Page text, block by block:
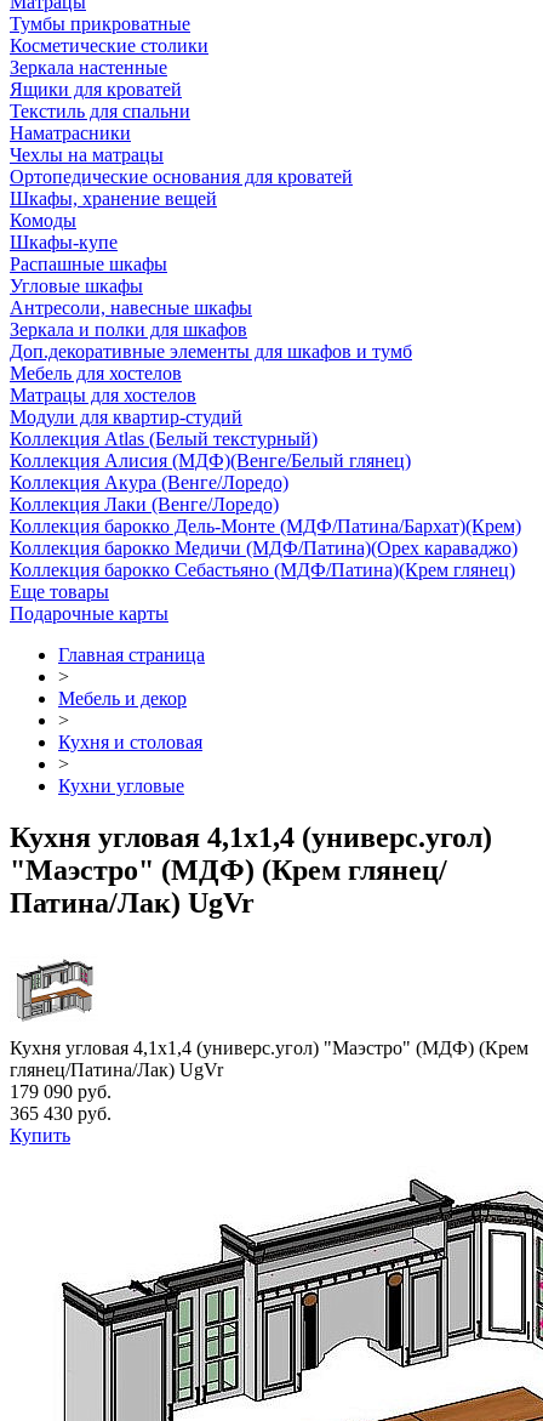
Тумбы прикроватные
Косметические столики
Зеркала настенные
Ящики для кроватей
Текстиль для спальни
Наматрасники
Чехлы на матрацы
Ортопедические основания для кроватей
Шкафы, хранение вещей
Комоды
Шкафы-купе
Распашные шкафы
Угловые шкафы
Антресоли, навесные шкафы
Зеркала и полки для шкафов
Доп.декоративные элементы для шкафов и тумб
Мебель для хостелов
Матрацы для хостелов
Модули для квартир-студий
Коллекция Atlas (Белый текстурный)
Коллекция Алисия (МДФ)(Венге/Белый глянец)
Коллекция Акура (Венге/Лоредо)
Коллекция Лаки (Венге/Лоредо)
Коллекция барокко Дель-Монте (МДФ/Патина/Бархат)(Крем)
Коллекция барокко Медичи (МДФ/Патина)(Орех караваджо)
Коллекция барокко Себастьяно (МДФ/Патина)(Крем глянец)
Еще товары
Подарочные карты
Главная страница
>
Мебель и декор
>
Кухня и столовая
>
Кухни угловые
Кухня угловая 4,1х1,4 (универс.угол)
"Маэстро" (МДФ) (Крем глянец/
Патина/Лак) UgVr
Кухня угловая 4,1х1,4 (универс.угол) "Маэстро" (МДФ) (Крем
глянец/Патина/Лак) UgVr
179 090 руб.
365 430 руб.
Купить